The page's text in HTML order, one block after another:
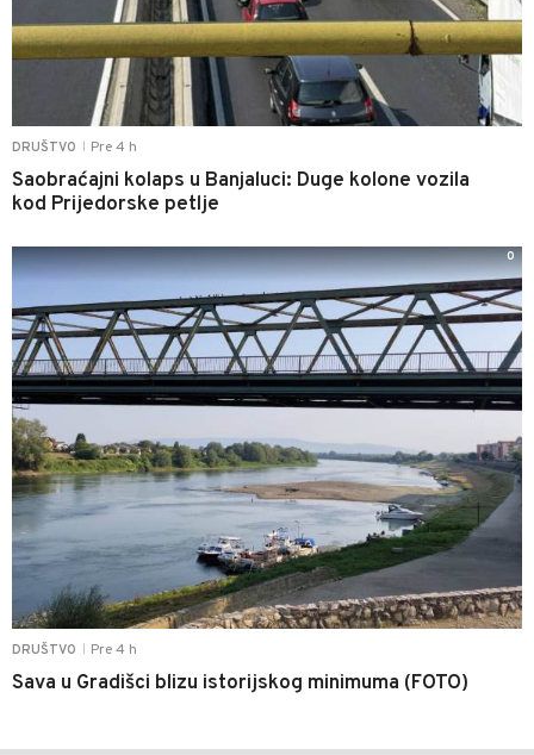
DRUŠTVO Pre 4 h
Saobraćajni kolaps u Banjaluci: Duge kolone vozila
kod Prijedorske petlje
DRUŠTVO Pre 4 h
Sava u Gradišci blizu istorijskog minimuma (FOTO)
0